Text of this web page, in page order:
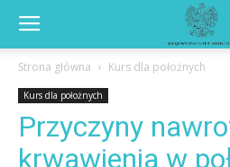
Strona główna Kurs dla położnych
Kurs dla położnych
Przyczyny
krwawienia w